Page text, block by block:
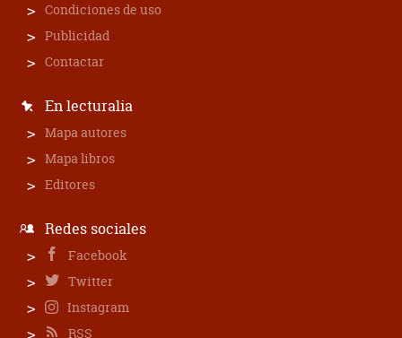
Condiciones de uso
Publicidad
Contactar
En lecturalia
Mapa autores
Mapa libros
Editores
Redes sociales
Facebook
Twitter
Instagram
RSS